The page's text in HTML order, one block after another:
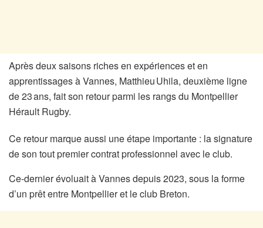
Après deux saisons riches en expériences et en
apprentissages à Vannes, Matthieu Uhila, deuxième ligne
de 23 ans, fait son retour parmi les rangs du Montpellier
Hérault Rugby.
Ce retour marque aussi une étape importante : la signature
de son tout premier contrat professionnel avec le club.
Ce-dernier évoluait à Vannes depuis 2023, sous la forme
d’un prêt entre Montpellier et le club Breton.